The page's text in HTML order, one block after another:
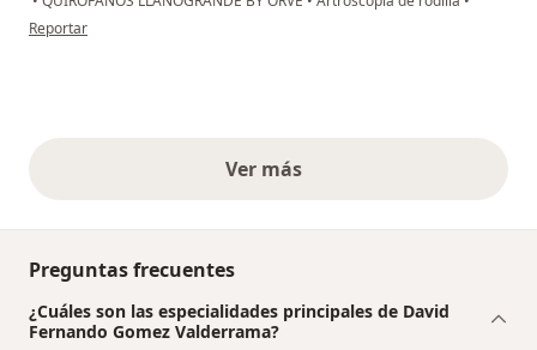
en opinión del usuario Gildardo bedoya
Reportar
Ver másopiniones anteriores
Preguntas frecuentes
¿Cuáles son las especialidades principales de David
Fernando Gomez Valderrama?